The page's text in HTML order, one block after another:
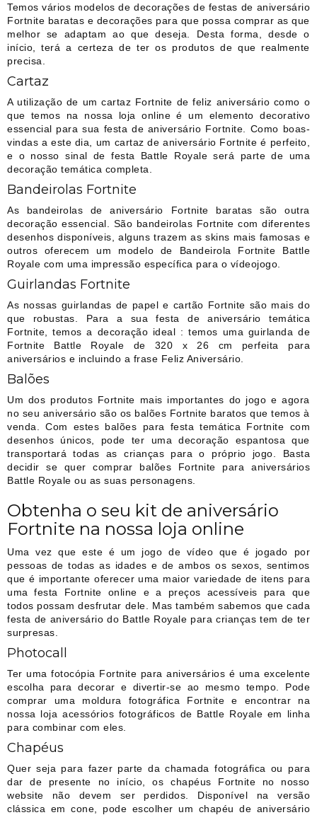
Temos vários modelos de decorações de festas de aniversário
Fortnite baratas e decorações para que possa comprar as que
melhor se adaptam ao que deseja. Desta forma, desde o
início, terá a certeza de ter os produtos de que realmente
precisa.
Cartaz
A utilização de um cartaz Fortnite de feliz aniversário como o
que temos na nossa loja online é um elemento decorativo
essencial para sua festa de aniversário Fortnite. Como boas-
vindas a este dia, um cartaz de aniversário Fortnite é perfeito,
e o nosso sinal de festa Battle Royale será parte de uma
decoração temática completa.
Bandeirolas Fortnite
As bandeirolas de aniversário Fortnite baratas são outra
decoração essencial. São bandeirolas Fortnite com diferentes
desenhos disponíveis, alguns trazem as skins mais famosas e
outros oferecem um modelo de Bandeirola Fortnite Battle
Royale com uma impressão específica para o vídeojogo.
Guirlandas Fortnite
As nossas guirlandas de papel e cartão Fortnite são mais do
que robustas. Para a sua festa de aniversário temática
Fortnite, temos a decoração ideal : temos uma guirlanda de
Fortnite Battle Royale de 320 x 26 cm perfeita para
aniversários e incluindo a frase Feliz Aniversário.
Balões
Um dos produtos Fortnite mais importantes do jogo e agora
no seu aniversário são os balões Fortnite baratos que temos à
venda. Com estes balões para festa temática Fortnite com
desenhos únicos, pode ter uma decoração espantosa que
transportará todas as crianças para o próprio jogo. Basta
decidir se quer comprar balões Fortnite para aniversários
Battle Royale ou as suas personagens.
Obtenha o seu kit de aniversário
Fortnite na nossa loja online
Uma vez que este é um jogo de vídeo que é jogado por
pessoas de todas as idades e de ambos os sexos, sentimos
que é importante oferecer uma maior variedade de itens para
uma festa Fortnite online e a preços acessíveis para que
todos possam desfrutar dele. Mas também sabemos que cada
festa de aniversário do Battle Royale para crianças tem de ter
surpresas.
Photocall
Ter uma fotocópia Fortnite para aniversários é uma excelente
escolha para decorar e divertir-se ao mesmo tempo. Pode
comprar uma moldura fotográfica Fortnite e encontrar na
nossa loja acessórios fotográficos de Battle Royale em linha
para combinar com eles.
Chapéus
Quer seja para fazer parte da chamada fotográfica ou para
dar de presente no início, os chapéus Fortnite no nosso
website não devem ser perdidos. Disponível na versão
clássica em cone, pode escolher um chapéu de aniversário